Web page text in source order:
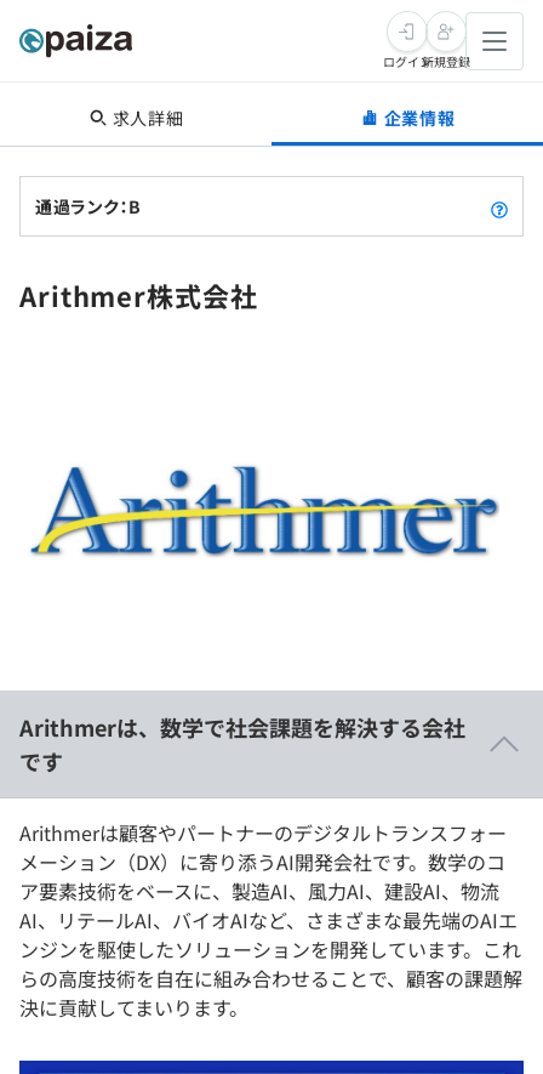
転職・キャリア
転職成功ガイド
インタビュー
新卒就活
求人検索
新卒エージェント
イベント・セミナー
学習
4択課題
ナレッジ
プラン
個人向けプラン
法人向けプラン
学校向けプラン
契約内容・クーポン
SQL
評価結果一覧
メディア
Tech Team Journal
paizaとは？
ログイン新規登録
求人詳細 企業情報
通過ランク：B
Arithmer株式会社
Arithmerは、数学で社会課題を解決する会社
です
Arithmerは顧客やパートナーのデジタルトランスフォー
メーション（DX）に寄り添うAI開発会社です。数学のコ
ア要素技術をベースに、製造AI、風力AI、建設AI、物流
AI、リテールAI、バイオAIなど、さまざまな最先端のAIエ
ンジンを駆使したソリューションを開発しています。これ
らの高度技術を自在に組み合わせることで、顧客の課題解
決に貢献してまいります。